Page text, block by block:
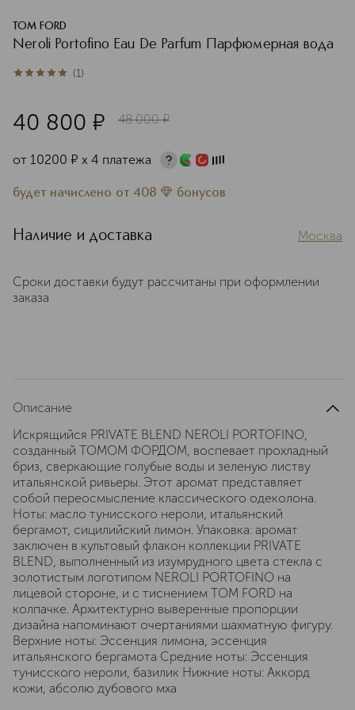
TOM FORD
Neroli Portofino Eau De Parfum Парфюмерная вода
5из 51 (1)
40 800 ¤ 48 000 ¤
от 10200 ¤ х 4 платежа
будет начислено от 408 бонусов
Наличие и доставка Москва
Сроки доставки будут рассчитаны при оформлении
заказа
Описание
Искрящийся PRIVATE BLEND NEROLI PORTOFINO,
созданный ТОМОМ ФОРДОМ, воспевает прохладный
бриз, сверкающие голубые воды и зеленую листву
итальянской ривьеры. Этот аромат представляет
собой переосмысление классического одеколона.
Ноты: масло тунисского нероли, итальянский
бергамот, сицилийский лимон. Упаковка: аромат
заключен в культовый флакон коллекции PRIVATE
BLEND, выполненный из изумрудного цвета стекла с
золотистым логотипом NEROLI PORTOFINO на
лицевой стороне, и с тиснением TOM FORD на
колпачке. Архитектурно выверенные пропорции
дизайна напоминают очертаниями шахматную фигуру.
Верхние ноты: Эссенция лимона, эссенция
итальянского бергамота Средние ноты: Эссенция
тунисского нероли, базилик Нижние ноты: Аккорд
кожи, абсолю дубового мха